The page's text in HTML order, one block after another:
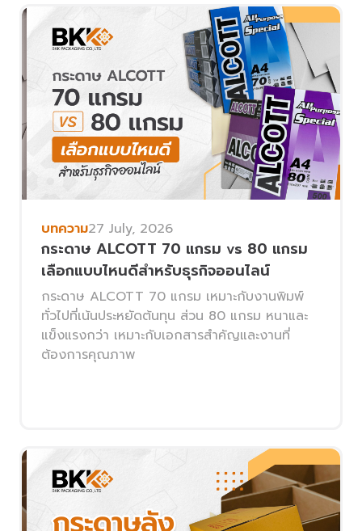
บทความ27 July, 2026
กระดาษ ALCOTT 70 แกรม vs 80 แกรม
เลือกแบบไหนดีสำหรับธุรกิจออนไลน์
กระดาษ ALCOTT 70 แกรม เหมาะกับงานพิมพ์
ทั่วไปที่เน้นประหยัดต้นทุน ส่วน 80 แกรม หนาและ
แข็งแรงกว่า เหมาะกับเอกสารสำคัญและงานที่
ต้องการคุณภาพ